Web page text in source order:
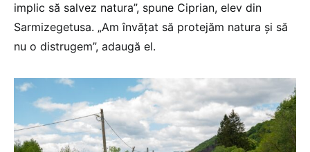
implic să salvez natura”, spune Ciprian, elev din
Sarmizegetusa. „Am învățat să protejăm natura și să
nu o distrugem”, adaugă el.